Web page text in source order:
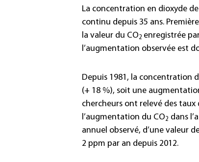
La concentration en dioxyde
continu depuis 35 ans.
la valeur du CO2 enregistrée
l’augmentation observée est
Depuis 1981, la concentration
(+ 18 %), soit une
chercheurs ont relevé des taux
l’augmentation du CO2 dans
annuel observé, d’une valeur
2 ppm par an depuis 2012.